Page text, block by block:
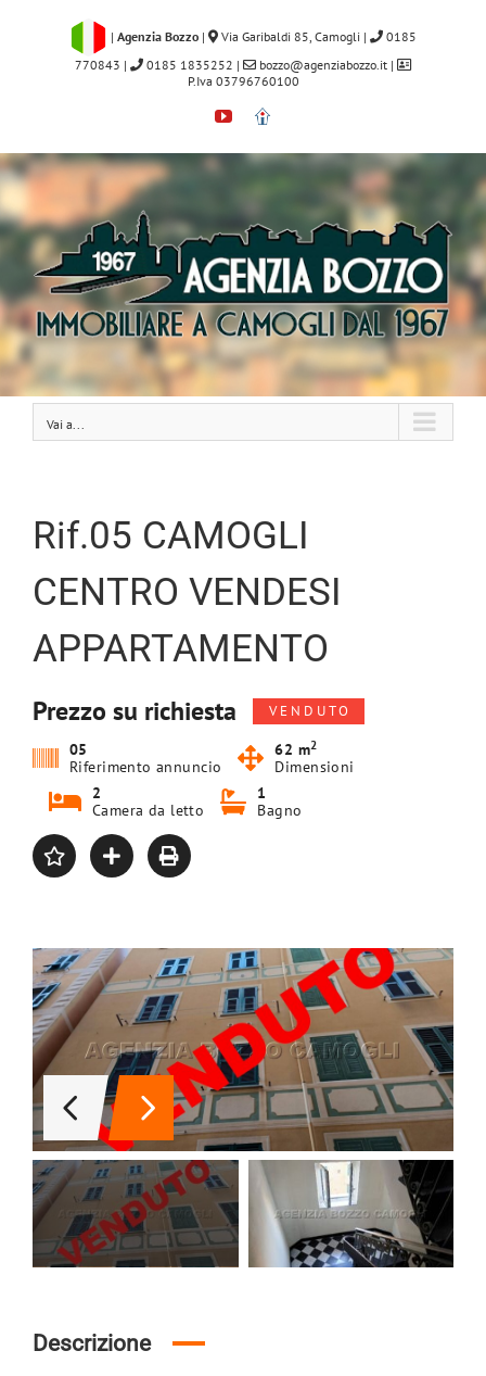
| Agenzia Bozzo | Via Garibaldi 85, Camogli |
0185
770843 | 0185 1835252 | bozzo@agenziabozzo.it|
P.Iva 03796760100
YouTube
Immobiliare.it
Vai a...
Rif.05 CAMOGLI
CENTRO VENDESI
APPARTAMENTO
Prezzo su richiesta V E N D U T O
05
Riferimento annuncio
62 m2
Dimensioni
2
Camera da letto
1
Bagno
Descrizione